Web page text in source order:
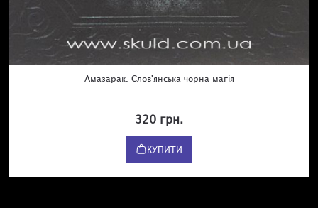
Амазарак. Слов'янська чорна магія
320 грн.
КУПИТИ